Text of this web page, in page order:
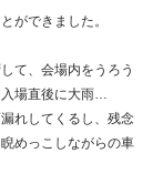
ができました。
て、会場内をうろう
入場直後に大雨…
れしてくるし、残念
めっこしながらの車